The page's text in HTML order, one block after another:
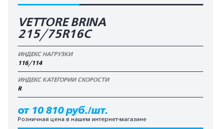
VETTORE BRINA
215/75R16C
ИНДЕКС НАГРУЗКИ
116/114
ИНДЕКС КАТЕГОРИИ СКОРОСТИ
R
от 10 810 руб./шт.
Розничная цена в нашем интернет-магазине